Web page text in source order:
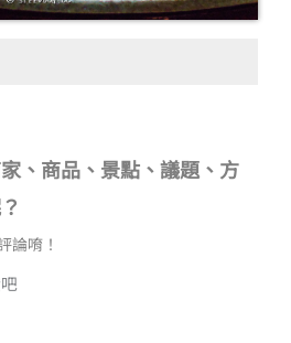
、商品、景點、議題、方
論唷！